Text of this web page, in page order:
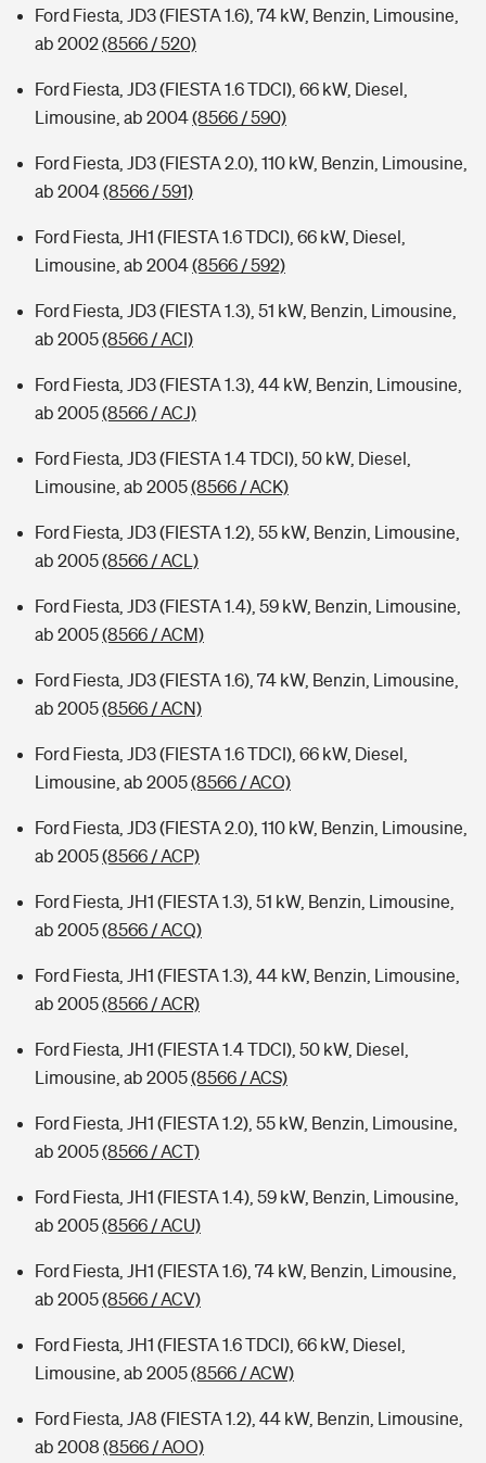
Ford Fiesta, JD3 (FIESTA 1.6), 74 kW, Benzin, Limousine,
ab 2002(8566 / 520)
Ford Fiesta, JD3 (FIESTA 1.6 TDCI), 66 kW, Diesel,
Limousine, ab 2004(8566 / 590)
Ford Fiesta, JD3 (FIESTA 2.0), 110 kW, Benzin, Limousine,
ab 2004(8566 / 591)
Ford Fiesta, JH1 (FIESTA 1.6 TDCI), 66 kW, Diesel,
Limousine, ab 2004(8566 / 592)
Ford Fiesta, JD3 (FIESTA 1.3), 51 kW, Benzin, Limousine,
ab 2005(8566 / ACI)
Ford Fiesta, JD3 (FIESTA 1.3), 44 kW, Benzin, Limousine,
ab 2005(8566 / ACJ)
Ford Fiesta, JD3 (FIESTA 1.4 TDCI), 50 kW, Diesel,
Limousine, ab 2005(8566 / ACK)
Ford Fiesta, JD3 (FIESTA 1.2), 55 kW, Benzin, Limousine,
ab 2005(8566 / ACL)
Ford Fiesta, JD3 (FIESTA 1.4), 59 kW, Benzin, Limousine,
ab 2005(8566 / ACM)
Ford Fiesta, JD3 (FIESTA 1.6), 74 kW, Benzin, Limousine,
ab 2005(8566 / ACN)
Ford Fiesta, JD3 (FIESTA 1.6 TDCI), 66 kW, Diesel,
Limousine, ab 2005(8566 / ACO)
Ford Fiesta, JD3 (FIESTA 2.0), 110 kW, Benzin, Limousine,
ab 2005(8566 / ACP)
Ford Fiesta, JH1 (FIESTA 1.3), 51 kW, Benzin, Limousine,
ab 2005(8566 / ACQ)
Ford Fiesta, JH1 (FIESTA 1.3), 44 kW, Benzin, Limousine,
ab 2005(8566 / ACR)
Ford Fiesta, JH1 (FIESTA 1.4 TDCI), 50 kW, Diesel,
Limousine, ab 2005(8566 / ACS)
Ford Fiesta, JH1 (FIESTA 1.2), 55 kW, Benzin, Limousine,
ab 2005(8566 / ACT)
Ford Fiesta, JH1 (FIESTA 1.4), 59 kW, Benzin, Limousine,
ab 2005(8566 / ACU)
Ford Fiesta, JH1 (FIESTA 1.6), 74 kW, Benzin, Limousine,
ab 2005(8566 / ACV)
Ford Fiesta, JH1 (FIESTA 1.6 TDCI), 66 kW, Diesel,
Limousine, ab 2005(8566 / ACW)
Ford Fiesta, JA8 (FIESTA 1.2), 44 kW, Benzin, Limousine,
ab 2008 (8566 / AOO)